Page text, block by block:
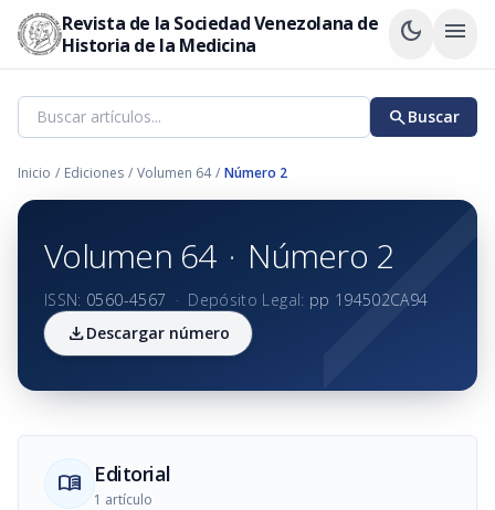
Revista de la Sociedad Venezolana de
Historia de la Medicina
dark_mode menu
searchBuscar
Inicio / Ediciones / Volumen 64 / Número 2
Volumen 64 · Número 2
ISSN: 0560-4567 · Depósito Legal: pp 194502CA94
downloadDescargar número
menu_book Editorial
1 artículo